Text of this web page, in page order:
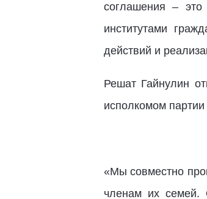
соглашения – это
институтами
действий и
Решат Гайнулин
исполкомом
«Мы совместно
членам их семей.